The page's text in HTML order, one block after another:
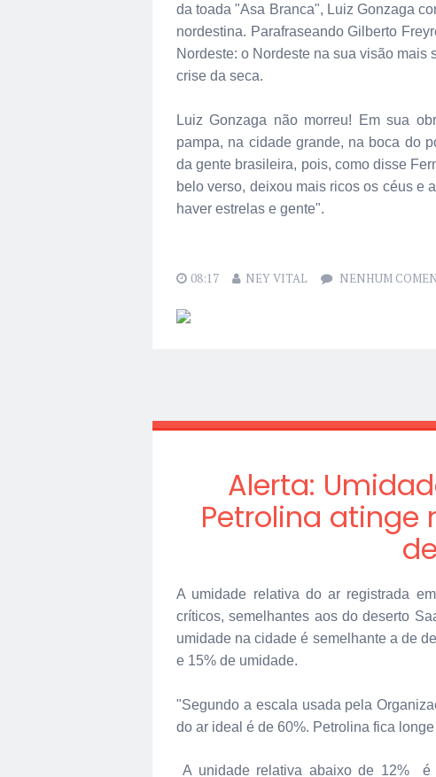
da toada "Asa Branca", Luiz Gonzaga
nordestina. Parafraseando Gilberto
Nordeste: o Nordeste na sua visão
crise da seca.
Luiz Gonzaga não morreu! Em sua
pampa, na cidade grande, na boca do
da gente brasileira, pois, como disse
belo verso, deixou mais ricos os céus e
haver estrelas e gente".
08:17 NEY VITAL NENHUM
Alerta:
Petrolina atinge
A umidade relativa do ar registrada
críticos, semelhantes aos do deserto
umidade na cidade é semelhante a de
e 15% de umidade.
"Segundo a escala usada pela
do ar ideal é de 60%. Petrolina fica
A unidade relativa abaixo de 12% é